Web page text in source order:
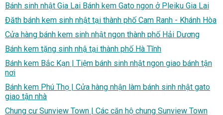
Bánh sinh nhật Gia Lai Bánh kem Gato ngon ở Pleiku Gia Lai
Đăth bánh kem sinh nhật tại thành phố Cam Ranh - Khánh Hòa
Cửa hàng bánh kem sinh nhật ngon thành phố Hải Dương
Bánh kem tặng sinh nhậ tại thành phố Hà Tĩnh
Bánh kem Bắc Kạn | Tiệm bánh sinh nhật ngon giao bánh tận
nơi
Bánh kem Phú Thọ | Cửa hàng nhận làm bánh sinh nhật gato
giao tận nhà
Chung cư Sunview Town | Các căn hộ chung Sunview Town